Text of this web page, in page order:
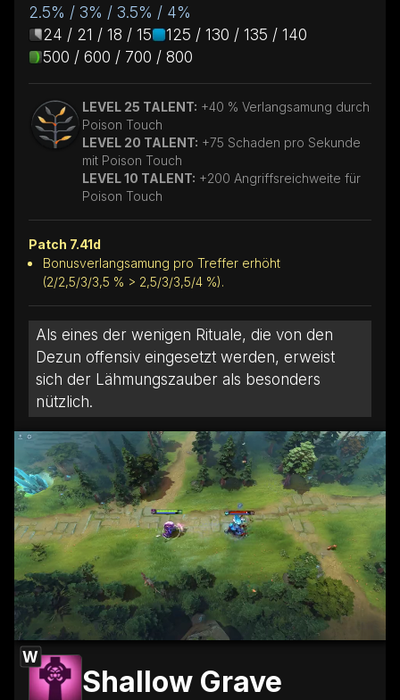
2.5% / 3% / 3.5% / 4%
24 / 21 / 18 / 15
125 / 130 / 135 / 140
500 / 600 / 700 / 800
LEVEL 25 TALENT: +40 % Verlangsamung durch
Poison Touch
LEVEL 20 TALENT: +75 Schaden pro Sekunde
mit Poison Touch
LEVEL 10 TALENT: +200 Angriffsreichweite für
Poison Touch
Patch 7.41d
Bonusverlangsamung pro Treffer erhöht
(2/2,5/3/3,5 % > 2,5/3/3,5/4 %).
Als eines der wenigen Rituale, die von den
Dezun offensiv eingesetzt werden, erweist
sich der Lähmungszauber als besonders
nützlich.
W
Shallow Grave